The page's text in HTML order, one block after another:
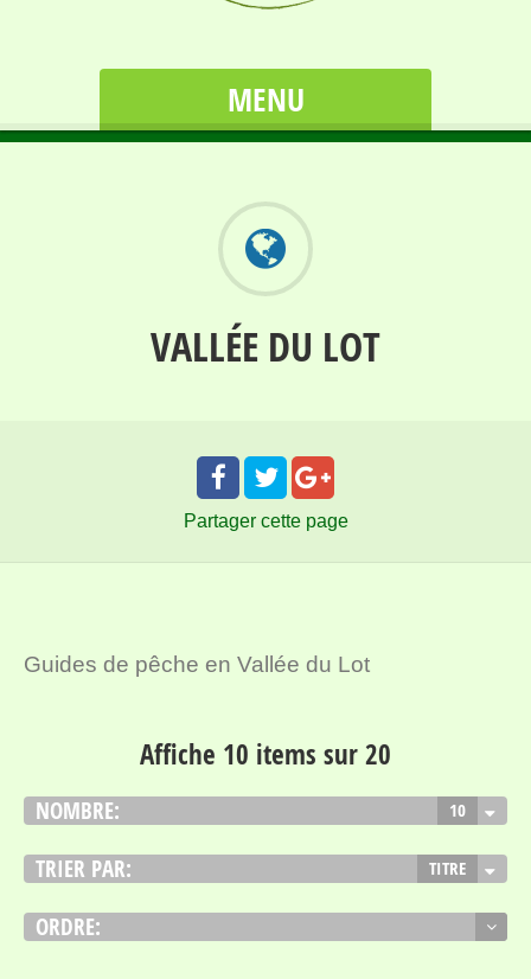
MENU
VALLÉE DU LOT
Partager cette page
Guides de pêche en Vallée du Lot
Affiche 10 items sur 20
NOMBRE: 10
TRIER PAR: TITRE
ORDRE: